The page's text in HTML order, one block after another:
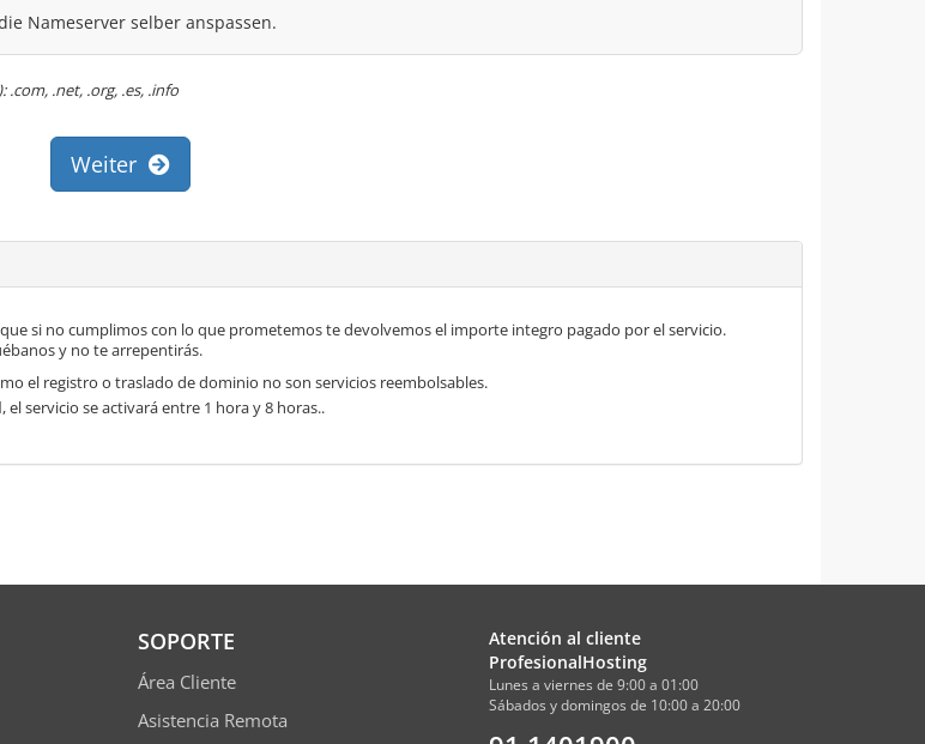
Nameserver selber anspassen.
.net, .org, .es, .info
Weiter
si no cumplimos con lo que prometemos te devolvemos el importe integro pagado por el servicio.
y no te arrepentirás.
el registro o traslado de dominio no son servicios reembolsables.
, el servicio se activará entre 1 hora y 8 horas..
SOPORTE
Área Cliente
Asistencia Remota
Atención al cliente
ProfesionalHosting
Lunes a viernes de 9:00 a 01:00
Sábados y domingos de 10:00 a 20:00